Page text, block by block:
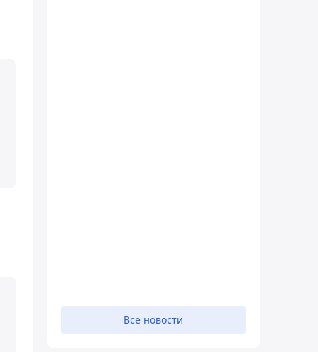
Все новости